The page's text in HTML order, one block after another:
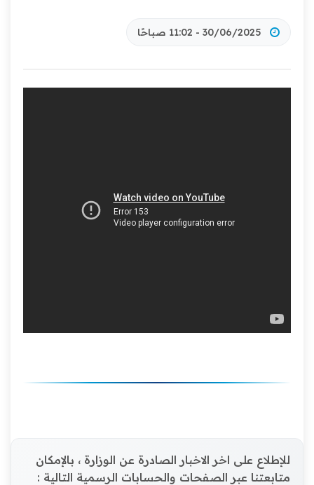
30/06/2025 - 11:02 صباحًا
للإطلاع على اخر الاخبار الصادرة عن الوزارة ، بالإمكان
متابعتنا عبر الصفحات والحسابات الرسمية التالية :